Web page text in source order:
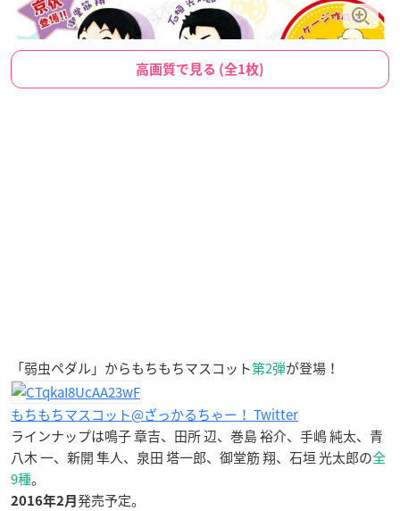
高画質で見る (全1枚)
「弱虫ペダル」からもちもちマスコット第2弾が登場！
もちもちマスコット@ざっかるちゃー！ Twitter
ラインナップは鳴子 章吉、田所 辺、巻島 裕介、手嶋 純太、青
八木 一、新開 隼人、泉田 塔一郎、御堂筋 翔、石垣 光太郎の全
9種。
2016年2月 発売予定。